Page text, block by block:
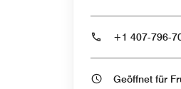
+1 407-796-